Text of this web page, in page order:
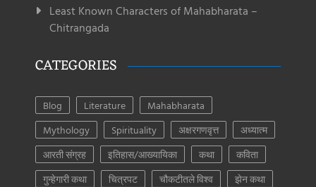
Least Known Characters of Mahabharata –
Chitrangada
CATEGORIES
Blog Literature
Mahabharata
Mythology
Spirituality अक्षरगणवृत्त
अध्यात्म
आरती संग्रह
इतिहास/आख्यायिका कथा
कविता
गुन्हेगारी कथा
चित्रपट चौकटीतले विश्व
झेन कथा